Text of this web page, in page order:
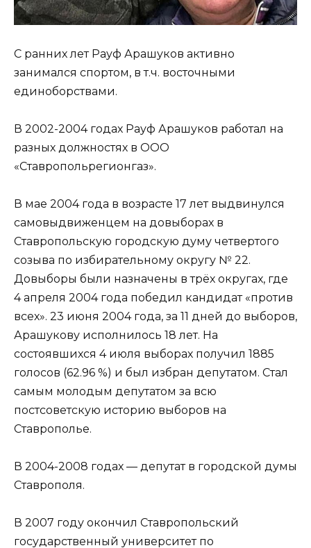
С ранних лет Рауф Арашуков активно
занимался спортом, в т.ч. восточными
единоборствами.
В 2002-2004 годах Рауф Арашуков работал на
разных должностях в ООО
«Ставропольрегионгаз».
В мае 2004 года в возрасте 17 лет выдвинулся
самовыдвиженцем на довыборах в
Ставропольскую городскую думу четвертого
созыва по избирательному округу № 22.
Довыборы были назначены в трёх округах, где
4 апреля 2004 года победил кандидат «против
всех». 23 июня 2004 года, за 11 дней до выборов,
Арашукову исполнилось 18 лет. На
состоявшихся 4 июля выборах получил 1885
голосов (62.96 %) и был избран депутатом. Стал
самым молодым депутатом за всю
постсоветскую историю выборов на
Ставрополье.
В 2004-2008 годах — депутат в городской думы
Ставрополя.
В 2007 году окончил Ставропольский
государственный университет по